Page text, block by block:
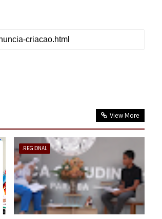
View More
.REGIONAL